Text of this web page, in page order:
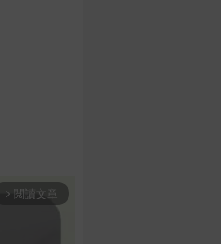
arrow_forward_ios 閱讀文章